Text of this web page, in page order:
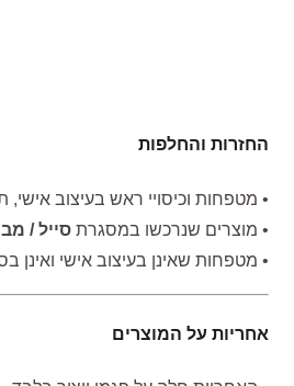
החזרות והחלפות
• מטפחות וכיסויי ראש בעיצוב
• מוצרים שנרכשו במסגרת סייל /
• מטפחות שאינן בעיצוב אישי ואינן
אחריות על המוצרים